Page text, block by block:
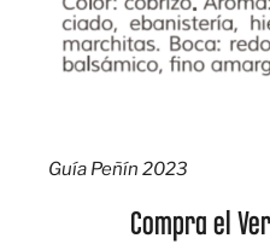
Guía Peñín 2023
Compra el